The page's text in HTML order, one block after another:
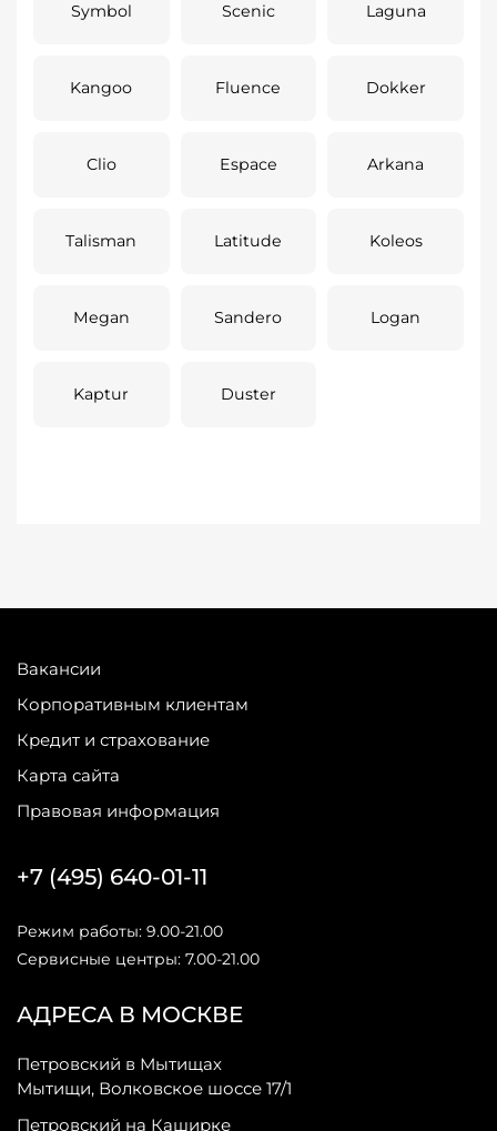
Symbol Scenic Laguna
Kangoo Fluence Dokker
Clio Espace Arkana
Talisman Latitude Koleos
Megan Sandero Logan
Kaptur Duster
Вакансии
Корпоративным клиентам
Кредит и страхование
Карта сайта
Правовая информация
АДРЕСА В МОСКВЕ
Петровский в Мытищах
Мытищи, Волковское шоссе 17/1
Петровский на Каширке
+7 (495) 640-01-11
Режим работы: 9.00-21.00
Сервисные центры: 7.00-21.00